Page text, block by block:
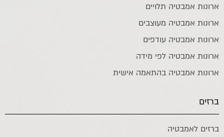
ארונות אמבטיה תלויים
ארונות אמבטיה מעוצבים
ארונות אמבטיה עודפים
ארונות אמבטיה לפי מידה
ארונות אמבטיה בהתאמה אישית
ברזים
ברזים לאמבטיה